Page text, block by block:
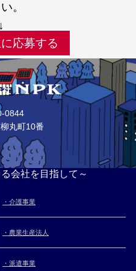
。
↓
応募する
0844
柳丸町10番
会社を目指して～
・介護事業
・農業生産法人
・派遣事業